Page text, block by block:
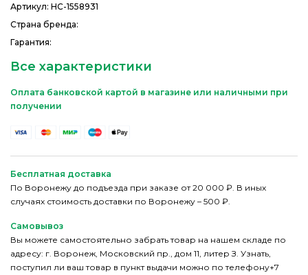
Артикул: НС-1558931
Страна бренда:
Гарантия:
Все характеристики
Оплата банковской картой в магазине или наличными при
получении
Бесплатная доставка
По Воронежу до подъезда при заказе от 20 000 ₽. В иных
случаях стоимость доставки по Воронежу – 500 ₽.
Самовывоз
Вы можете самостоятельно забрать товар на нашем складе по
адресу: г. Воронеж, Московский пр., дом 11, литер З. Узнать,
поступил ли ваш товар в пункт выдачи можно по телефону+7